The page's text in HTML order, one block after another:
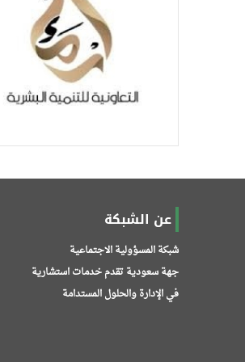
عن الشبكة
شبكة المسؤولية الاجتماعية
جهة سعودية تقدم خدمات استشارية
في الإدارة والحلول المستدامة